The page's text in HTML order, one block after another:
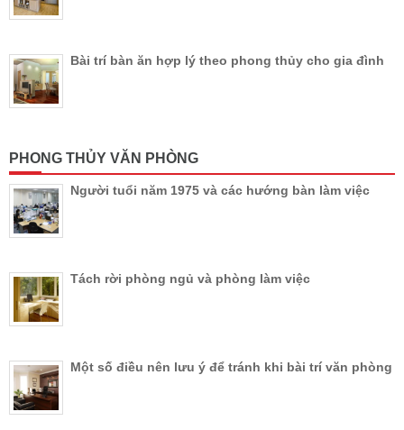
Bài trí bàn ăn hợp lý theo phong thủy cho gia đình
PHONG THỦY VĂN PHÒNG
Người tuổi năm 1975 và các hướng bàn làm việc
Tách rời phòng ngủ và phòng làm việc
Một số điều nên lưu ý để tránh khi bài trí văn phòng